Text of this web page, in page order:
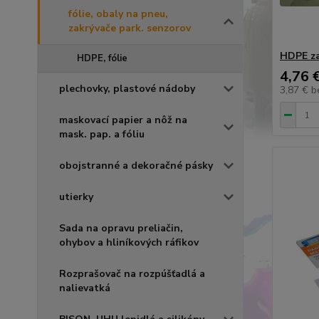
fólie, obaly na pneu,
zakrývače park. senzorov
HDPE, fólie
plechovky, plastové nádoby
maskovací papier a nôž na
mask. pap. a fóliu
obojstranné a dekoračné pásky
utierky
Sada na opravu preliačin,
ohybov a hliníkových ráfikov
Rozprašovač na rozpúšťadlá a
nalievatká
HDPE
4,76
3,87 €